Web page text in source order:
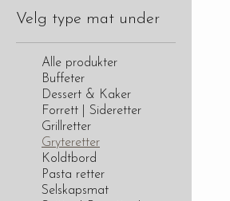
Velg type mat under
Alle produkter
Buffeter
Dessert & Kaker
Forrett | Sideretter
Grillretter
Gryteretter
Koldtbord
Pasta retter
Selskapsmat